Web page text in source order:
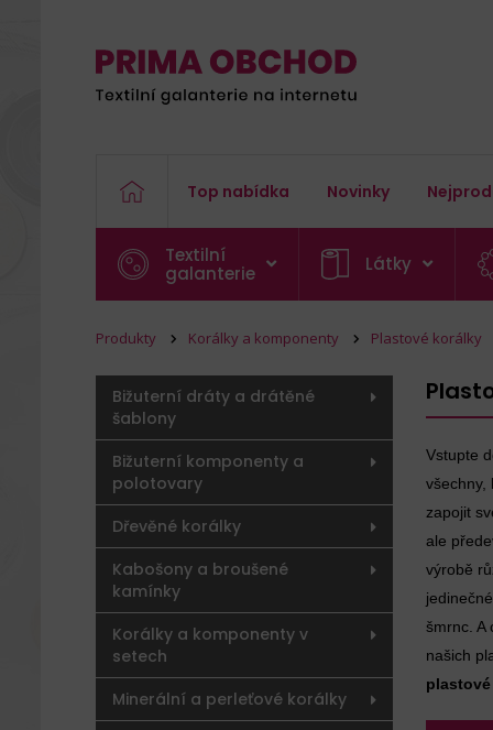
Top nabídka Novinky
Textilní
galanterie
Látky
Produkty Korálky a komponenty Plastové korálky
Bižuterní dráty a drátěné
šablony
Bižuterní komponenty a
polotovary
Dřevěné korálky
Kabošony a broušené
kamínky
Korálky a komponenty v
setech
Minerální a perleťové korálky
Vstupte
všechny,
zapojit
ale
výrobě
šmrnc. A
našich